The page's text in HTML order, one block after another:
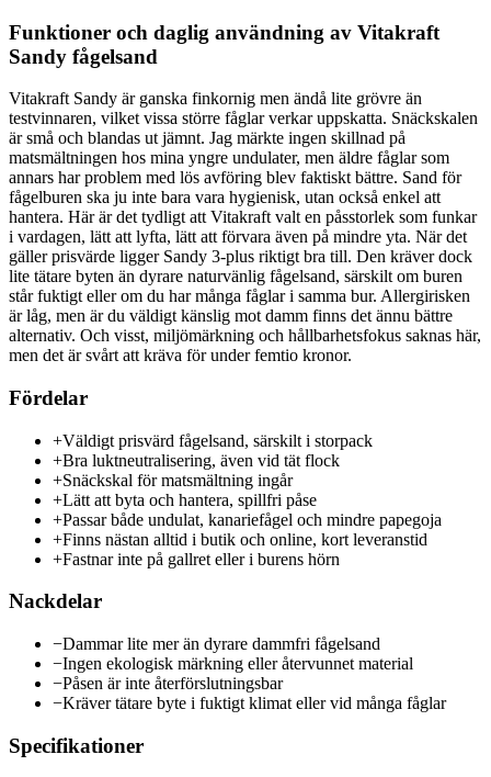
Funktioner och daglig användning av Vitakraft
Sandy fågelsand
Vitakraft Sandy är ganska finkornig men ändå lite grövre än
testvinnaren, vilket vissa större fåglar verkar uppskatta. Snäckskalen
är små och blandas ut jämnt. Jag märkte ingen skillnad på
matsmältningen hos mina yngre undulater, men äldre fåglar som
annars har problem med lös avföring blev faktiskt bättre. Sand för
fågelburen ska ju inte bara vara hygienisk, utan också enkel att
hantera. Här är det tydligt att Vitakraft valt en påsstorlek som funkar
i vardagen, lätt att lyfta, lätt att förvara även på mindre yta. När det
gäller prisvärde ligger Sandy 3-plus riktigt bra till. Den kräver dock
lite tätare byten än dyrare naturvänlig fågelsand, särskilt om buren
står fuktigt eller om du har många fåglar i samma bur. Allergirisken
är låg, men är du väldigt känslig mot damm finns det ännu bättre
alternativ. Och visst, miljömärkning och hållbarhetsfokus saknas här,
men det är svårt att kräva för under femtio kronor.
Fördelar
+Väldigt prisvärd fågelsand, särskilt i storpack
+Bra luktneutralisering, även vid tät flock
+Snäckskal för matsmältning ingår
+Lätt att byta och hantera, spillfri påse
+Passar både undulat, kanariefågel och mindre papegoja
+Finns nästan alltid i butik och online, kort leveranstid
+Fastnar inte på gallret eller i burens hörn
Nackdelar
−Dammar lite mer än dyrare dammfri fågelsand
−Ingen ekologisk märkning eller återvunnet material
−Påsen är inte återförslutningsbar
−Kräver tätare byte i fuktigt klimat eller vid många fåglar
Specifikationer